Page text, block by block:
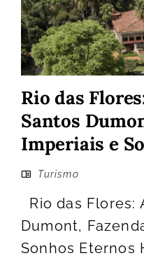
Rio das
Santos
Imperiais e
Turismo
Rio das Flores:
Dumont,
Sonhos Eternos